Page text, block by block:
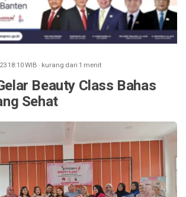
18:10WIB · kurang dari 1 menit
Beauty Class Bahas
Sehat